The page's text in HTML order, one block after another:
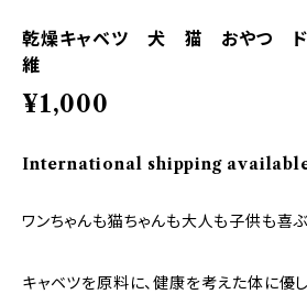
乾燥キャベツ 犬 猫 おやつ ド
維
¥1,000
International shipping
ワンちゃんも猫ちゃんも大人も子供も喜
キャベツを原料に、健康を考えた体に優